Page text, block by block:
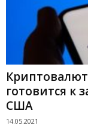
готовится к
США
14.05.2021